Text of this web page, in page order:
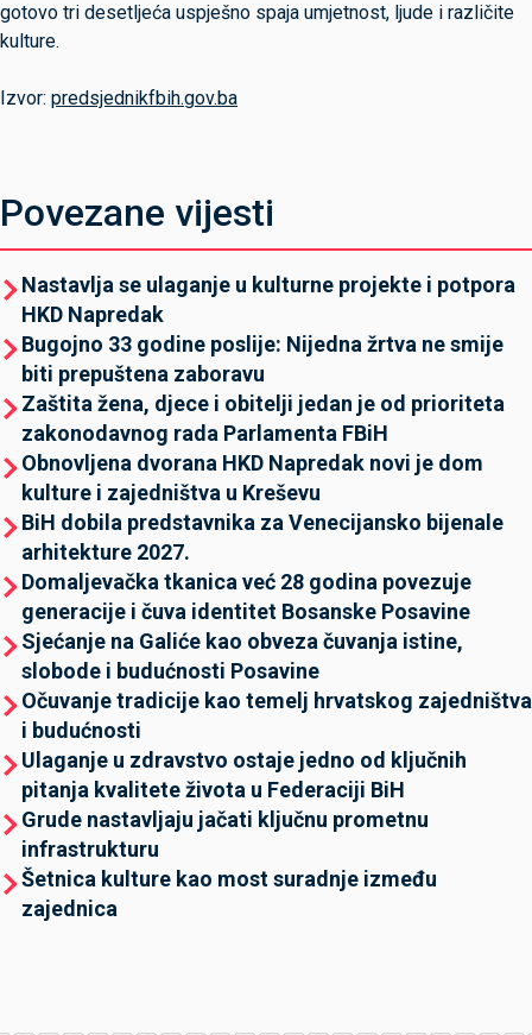
gotovo tri desetljeća uspješno spaja umjetnost, ljude i različite
kulture.
Izvor: predsjednikfbih.gov.ba
Povezane vijesti
Nastavlja se ulaganje u kulturne projekte i potpora
HKD Napredak
Bugojno 33 godine poslije: Nijedna žrtva ne smije
biti prepuštena zaboravu
Zaštita žena, djece i obitelji jedan je od prioriteta
zakonodavnog rada Parlamenta FBiH
Obnovljena dvorana HKD Napredak novi je dom
kulture i zajedništva u Kreševu
BiH dobila predstavnika za Venecijansko bijenale
arhitekture 2027.
Domaljevačka tkanica već 28 godina povezuje
generacije i čuva identitet Bosanske Posavine
Sjećanje na Galiće kao obveza čuvanja istine,
slobode i budućnosti Posavine
Očuvanje tradicije kao temelj hrvatskog zajedništva
i budućnosti
Ulaganje u zdravstvo ostaje jedno od ključnih
pitanja kvalitete života u Federaciji BiH
Grude nastavljaju jačati ključnu prometnu
infrastrukturu
Šetnica kulture kao most suradnje između
zajednica